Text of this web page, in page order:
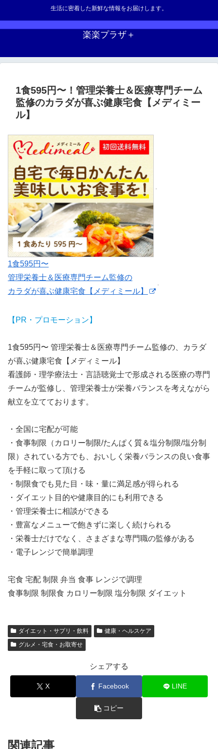
生活に密着した新鮮な情報をお届けします。
楽楽プラザ＋
1食595円〜！管理栄養士＆医療専門チーム
監修のカラダが喜ぶ健康宅食【メディミー
ル】
1食595円〜
管理栄養士＆医療専門チーム監修の
カラダが喜ぶ健康宅食【メディミール】
【PR・プロモーション】
1食595円〜 管理栄養士＆医療専門チーム監修の、カラダ
が喜ぶ健康宅食【メディミール】
看護師・理学療法士・言語聴覚士で形成される医療の専門
チームが監修し、管理栄養士が栄養バランスを考えながら
献立を立てております。
・全国に宅配が可能
・食事制限（カロリー制限/たんぱく質＆塩分制限/塩分制
限）されている方でも、おいしく栄養バランスの良い食事
を手軽に取って頂ける
・制限食でも見た目・味・量に満足感が得られる
・ダイエット目的や健康目的にも利用できる
・管理栄養士に相談ができる
・豊富なメニューで飽きずに楽しく続けられる
・栄養士だけでなく、さまざまな専門職の監修がある
・電子レンジで簡単調理
宅食 宅配 制限 弁当 食事 レンジで調理
食事制限 制限食 カロリー制限 塩分制限 ダイエット
ダイエット・サプリ・飲料
健康・ヘルスケア
グルメ・宅食・お取寄せ
シェアする
X Facebook LINE
コピー
関連記事